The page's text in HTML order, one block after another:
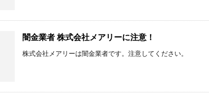
闇金業者 株式会社メアリーに注意！
株式会社メアリーは闇金業者です。注意してください。